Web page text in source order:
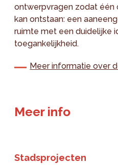
ontwerpvragen zodat
kan ontstaan: een
ruimte met een duidelijke
toegankelijkheid.
Meer informatie over
Meer info
Stadsprojecten